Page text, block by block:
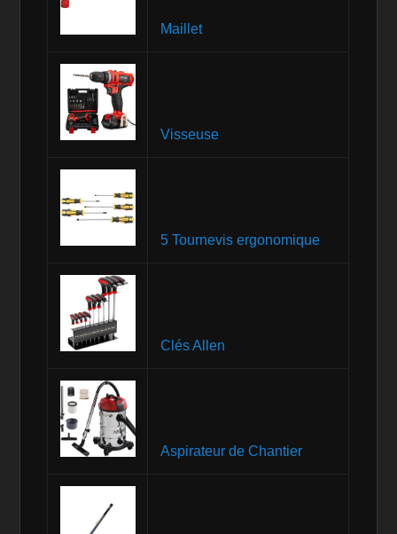
Maillet
Visseuse
5 Tournevis ergonomique
Clés Allen
Aspirateur de Chantier